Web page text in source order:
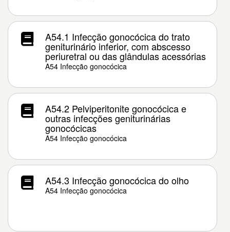
A54.1 Infecção gonocócica do trato
geniturinário inferior, com abscesso
periuretral ou das glândulas acessórias
A54 Infecção gonocócica
A54.2 Pelviperitonite gonocócica e
outras infecções geniturinárias
gonocócicas
A54 Infecção gonocócica
A54.3 Infecção gonocócica do olho
A54 Infecção gonocócica